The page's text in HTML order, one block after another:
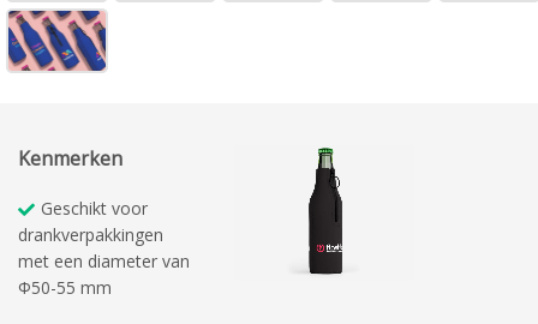
Kenmerken
Geschikt voor
drankverpakkingen
met een diameter van
Φ50-55 mm